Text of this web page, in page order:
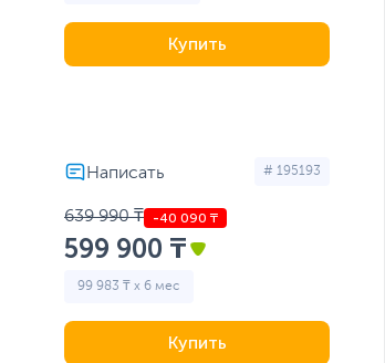
Купить
# 195193
639 990 ₸
599 900 ₸
99 983 ₸ x 6 мес
Купить